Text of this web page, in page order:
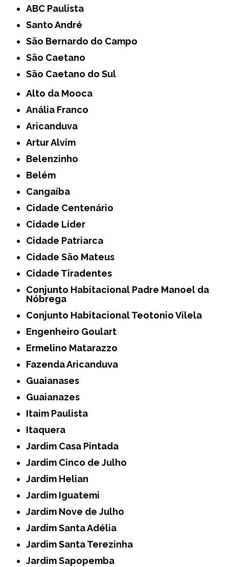
ABC Paulista
Santo André
São Bernardo do Campo
São Caetano
São Caetano do Sul
Alto da Mooca
Anália Franco
Aricanduva
Artur Alvim
Belenzinho
Belém
Cangaíba
Cidade Centenário
Cidade Líder
Cidade Patriarca
Cidade São Mateus
Cidade Tiradentes
Conjunto Habitacional Padre Manoel da
Nóbrega
Conjunto Habitacional Teotonio Vilela
Engenheiro Goulart
Ermelino Matarazzo
Fazenda Aricanduva
Guaianases
Guaianazes
Itaim Paulista
Itaquera
Jardim Casa Pintada
Jardim Cinco de Julho
Jardim Helian
Jardim Iguatemi
Jardim Nove de Julho
Jardim Santa Adélia
Jardim Santa Terezinha
Jardim Sapopemba